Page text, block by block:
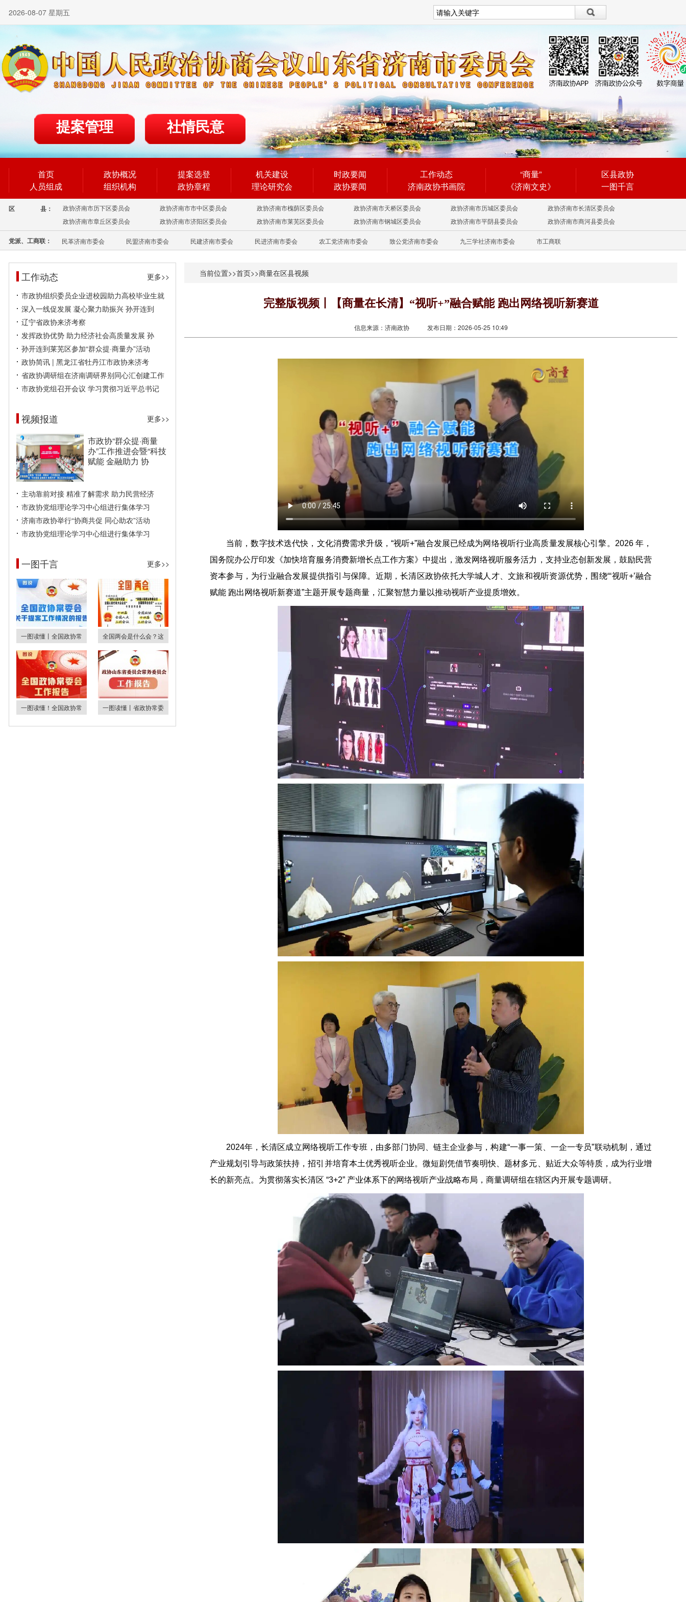
2026-08-07 星期五
繁體
提案管理 社情民意
首页
人员组成
政协概况
组织机构
提案选登
政协章程
机关建设
理论研究会
时政要闻
政协要闻
工作动态
济南政协书画院
“商量”
《济南文史》
区县政协
一图千言
区 县： 政协济南市历下区委员会 政协济南市市中区委员会 政协济南市槐荫区委员会 政协济南市天桥区委员会 政协济南市历城区委员会
政协济南市长清区委员会
政协济南市章丘区委员会
政协济南市济阳区委员会 政协济南市莱芜区委员会 政协济南市钢城区委员会 政协济南市平阴县委员会 政协济南市商河县委员会
党派、工商联： 民革济南市委会 民盟济南市委会 民建济南市委会 民进济南市委会 农工党济南市委会 致公党济南市委会 九三学社济南市委会 市工商联
工作动态
更多>>
市政协组织委员企业进校园助力高校毕业生就
深入一线促发展 凝心聚力助振兴 孙开连到
辽宁省政协来济考察
发挥政协优势 助力经济社会高质量发展 孙
孙开连到莱芜区参加“群众提·商量办”活动
政协简讯 | 黑龙江省牡丹江市政协来济考
省政协调研组在济南调研界别同心汇创建工作
市政协党组召开会议 学习贯彻习近平总书记
视频报道 更多>>
市政协“群众提·商量
办”工作推进会暨“科技
赋能 金融助力 协
主动靠前对接 精准了解需求 助力民营经济
市政协党组理论学习中心组进行集体学习
济南市政协举行“协商共促 同心助农”活动
市政协党组理论学习中心组进行集体学习
一图千言 更多>>
一图读懂丨全国政协常 全国两会是什么会？这
一图读懂！全国政协常 一图读懂丨省政协常委
当前位置>>首页>>商量在区县视频
完整版视频丨【商量在长清】“视听+”融合赋能 跑出网络视听新赛道
信息来源：济南政协 发布日期：2026-05-25 10:49
当前，数字技术迭代快，文化消费需求升级，“视听+”融合发展已经成为网络视听行业高质量发展核心引擎。2026 年，
国务院办公厅印发《加快培育服务消费新增长点工作方案》中提出，激发网络视听服务活力，支持业态创新发展，鼓励民营
资本参与，为行业融合发展提供指引与保障。近期，长清区政协依托大学城人才、文旅和视听资源优势，围绕“‘视听+’融合
赋能 跑出网络视听新赛道”主题开展专题商量，汇聚智慧力量以推动视听产业提质增效。
2024年，长清区成立网络视听工作专班，由多部门协同、链主企业参与，构建“一事一策、一企一专员”联动机制，通过
产业规划引导与政策扶持，招引并培育本土优秀视听企业。微短剧凭借节奏明快、题材多元、贴近大众等特质，成为行业增
长的新亮点。为贯彻落实长清区 “3+2” 产业体系下的网络视听产业战略布局，商量调研组在辖区内开展专题调研。